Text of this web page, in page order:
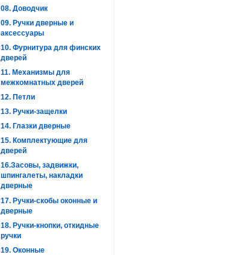
08. Доводчик
09. Ручки дверные и
аксессуары
10. Фурнитура для финских
дверей
11. Механизмы для
межкомнатных дверей
12. Петли
13. Ручки-защелки
14. Глазки дверные
15. Комплектующие для
дверей
16.Засовы, задвижки,
шпингалеты, накладки
дверные
17. Ручки-скобы оконные и
дверные
18. Ручки-кнопки, откидные
ручки
19. Оконные